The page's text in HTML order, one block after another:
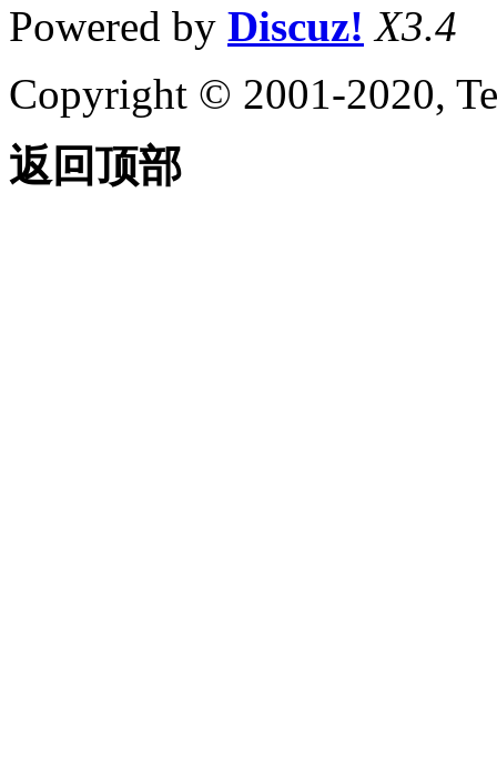
Powered by Discuz! X3.4
Copyright © 2001-2020,
返回顶部